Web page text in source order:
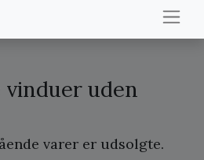
uden
varer er udsolgte.